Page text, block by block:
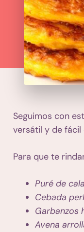
Seguimos con
versátil y de fácil
Para que te
Puré de
Cebada
Garbanzos
Avena